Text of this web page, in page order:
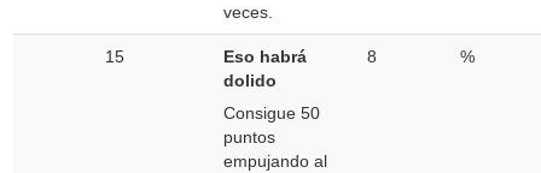
veces.
15
Eso habrá
dolido
Consigue 50
puntos
empujando al
8 %